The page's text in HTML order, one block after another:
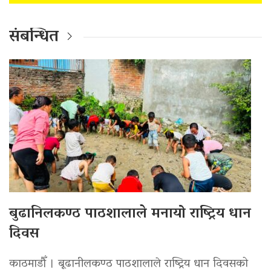
संबन्धित
बुढानिलकण्ठ पाठशालाले मनायो राष्ट्रिय धान
दिवस
काठमाडौँ । बूढानीलकण्ठ पाठशालाले राष्ट्रिय धान दिवसको